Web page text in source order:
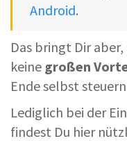
Android.
Das bringt Dir
keine großen
Ende selbst
Lediglich bei der
findest Du hier